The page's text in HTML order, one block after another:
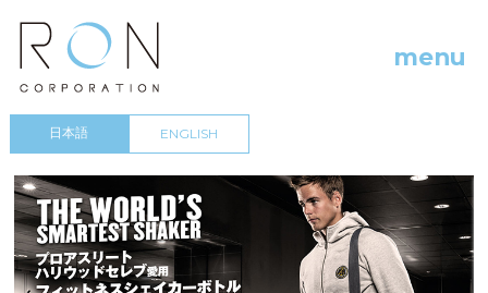
menu
日本語 ENGLISH